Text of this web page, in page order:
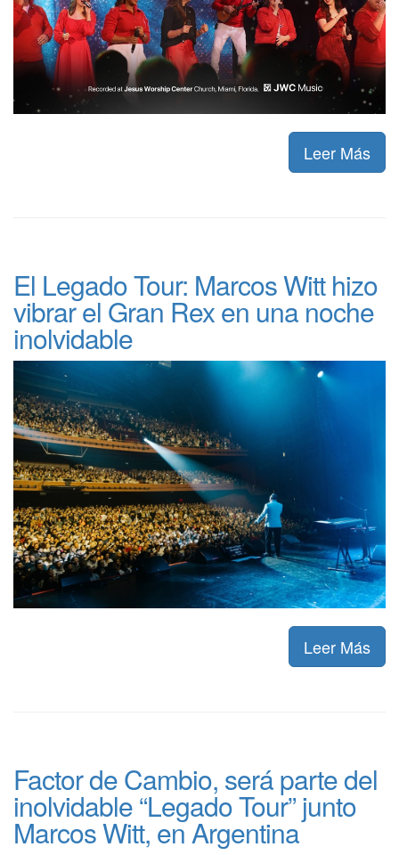
Leer Más
El Legado Tour: Marcos Witt hizo
vibrar el Gran Rex en una noche
inolvidable
Leer Más
Factor de Cambio, será parte del
inolvidable “Legado Tour” junto
Marcos Witt, en Argentina